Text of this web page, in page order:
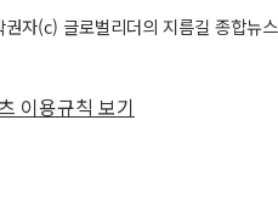
권자(c) 글로벌리더의 지름길 종합
이용규칙 보기